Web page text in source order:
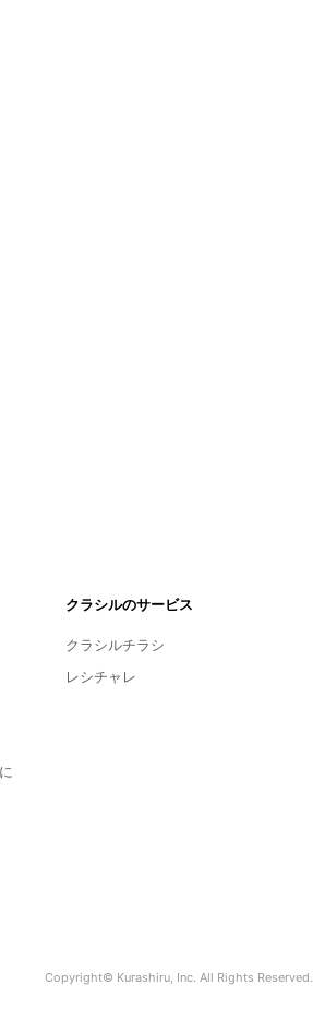
クラシルのサービス
クラシルチラシ
レシチャレ
Copyright© Kurashiru, Inc. All Rights Reserved.